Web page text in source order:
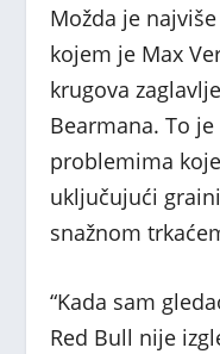
Možda je
kojem je Max
krugova
Bearmana. To
problemima
uključujući
snažnom
“Kada sam
Red Bull nije